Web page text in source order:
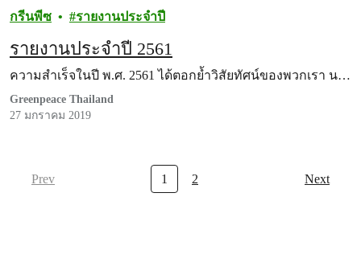
กรีนพีซ รายงานประจำปี
รายงานประจำปี 2561
ความสำเร็จในปี พ.ศ. 2561 ได้ตอกย้ำวิสัยทัศน์ของพวกเรา น…
Greenpeace Thailand
27 มกราคม 2019
Prev 1 2 Next